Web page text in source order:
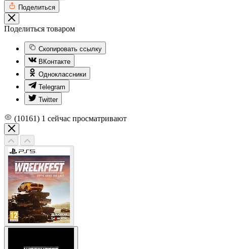
Поделиться
Поделиться товаром
Скопировать ссылку
ВКонтакте
Одноклассники
Telegram
Twitter
(10161) 1 сейчас просматривают